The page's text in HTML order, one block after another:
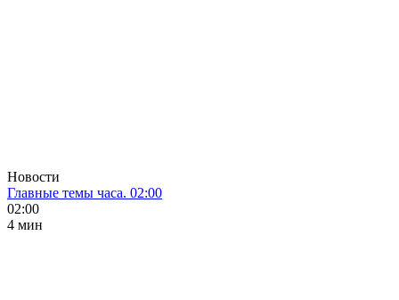
Новости
Главные темы часа. 02:00
02:00
4 мин